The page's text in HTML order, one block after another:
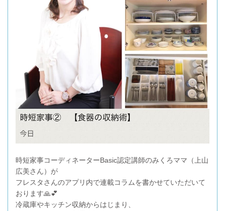
時短家事コーディネーターBasic認定講師のみくろママ（上山
広美さん）が
フレスタさんのアプリ内で連載コラムを書かせていただいて
おります🙏💕
冷蔵庫やキッチン収納からはじまり、